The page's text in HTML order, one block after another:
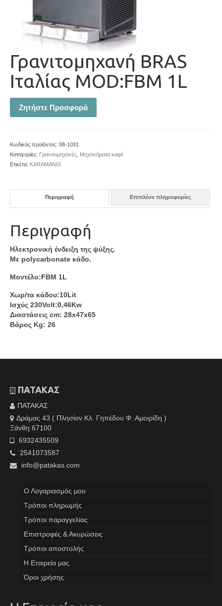
Γρανιτομηχανή BRAS
Ιταλίας MOD:FBM 1L
Ζητήστε Προσφορά
Κωδικός προϊόντος: 08-1031
Κατηγορίες: Γρανιτομηχανές Μηχανήματα καφέ
Ετικέτα: KARAMANIS
Περιγραφή Επιπλέον πληροφορίες
Περιγραφή
Ηλεκτρονική ένδειξη της ψύξης.
Με polycarbonate κάδο.
Μοντέλο:FBM 1L
Χωρ/τα κάδου:10Lit
Ισχύς 230Volt:0,46Kw
Διαστάσεις cm: 28x47x65
Βάρος Kg: 26
ΠΑΤΑΚΑΣ
ΠΑΤΑΚΑΣ
Δράμας 43 ( Πλησίον Κλ. Γηπέδου Φ. Αμοιρίδη )
Ξάνθη 67100
6932435509
2541073587
info@patakas.com
Ο Λογαριασμός μου
Tρόποι πληρωμής
Τρόποι παραγγελίας
Επιστροφές & Ακυρώσεις
Τρόποι αποστολής
Η Εταιρεία μας
Όροι χρήσης